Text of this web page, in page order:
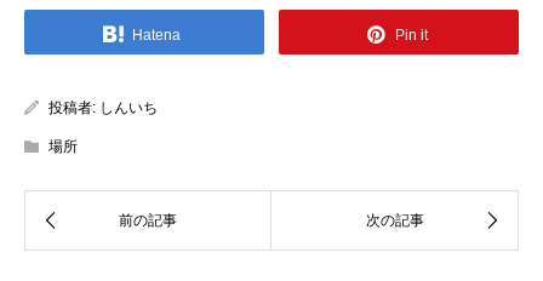
Hatena Pin it
投稿者: しんいち
場所